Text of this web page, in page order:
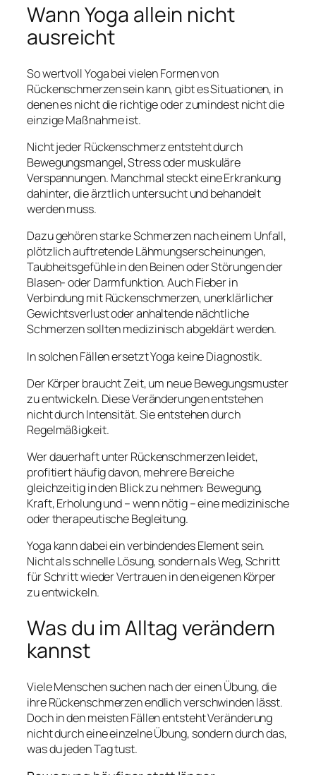
Wann Yoga allein nicht
ausreicht
So wertvoll Yoga bei vielen Formen von
Rückenschmerzen sein kann, gibt es Situationen, in
denen es nicht die richtige oder zumindest nicht die
einzige Maßnahme ist.
Nicht jeder Rückenschmerz entsteht durch
Bewegungsmangel, Stress oder muskuläre
Verspannungen. Manchmal steckt eine Erkrankung
dahinter, die ärztlich untersucht und behandelt
werden muss.
Dazu gehören starke Schmerzen nach einem Unfall,
plötzlich auftretende Lähmungserscheinungen,
Taubheitsgefühle in den Beinen oder Störungen der
Blasen- oder Darmfunktion. Auch Fieber in
Verbindung mit Rückenschmerzen, unerklärlicher
Gewichtsverlust oder anhaltende nächtliche
Schmerzen sollten medizinisch abgeklärt werden.
In solchen Fällen ersetzt Yoga keine Diagnostik.
Der Körper braucht Zeit, um neue Bewegungsmuster
zu entwickeln. Diese Veränderungen entstehen
nicht durch Intensität. Sie entstehen durch
Regelmäßigkeit.
Wer dauerhaft unter Rückenschmerzen leidet,
profitiert häufig davon, mehrere Bereiche
gleichzeitig in den Blick zu nehmen: Bewegung,
Kraft, Erholung und – wenn nötig – eine medizinische
oder therapeutische Begleitung.
Yoga kann dabei ein verbindendes Element sein.
Nicht als schnelle Lösung, sondern als Weg, Schritt
für Schritt wieder Vertrauen in den eigenen Körper
zu entwickeln.
Was du im Alltag verändern
kannst
Viele Menschen suchen nach der einen Übung, die
ihre Rückenschmerzen endlich verschwinden lässt.
Doch in den meisten Fällen entsteht Veränderung
nicht durch eine einzelne Übung, sondern durch das,
was du jeden Tag tust.